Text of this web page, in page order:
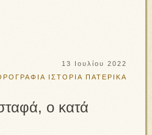
13 Ιουλίου 2022
ΙΣΤΟΡΙΑ ΠΑΤΕΡΙΚΑ
ο κατά